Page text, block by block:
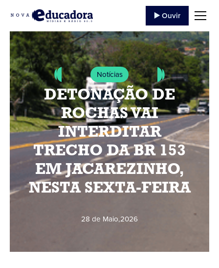
▶️ Ouvir
Notícias
DETONAÇÃO DE
ROCHAS VAI
INTERDITAR
TRECHO DA BR 153
EM JACAREZINHO,
NESTA SEXTA-FEIRA
28 de Maio,2026